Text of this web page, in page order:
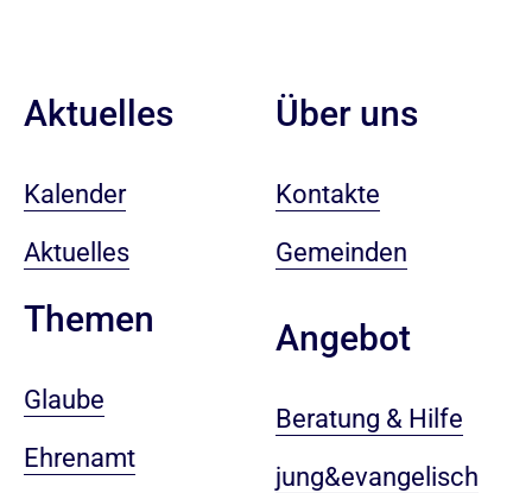
Aktuelles
Kalender
Aktuelles
Themen
Glaube
Ehrenamt
Über uns
Kontakte
Gemeinden
Angebot
Beratung & Hilfe
jung&evangelisch